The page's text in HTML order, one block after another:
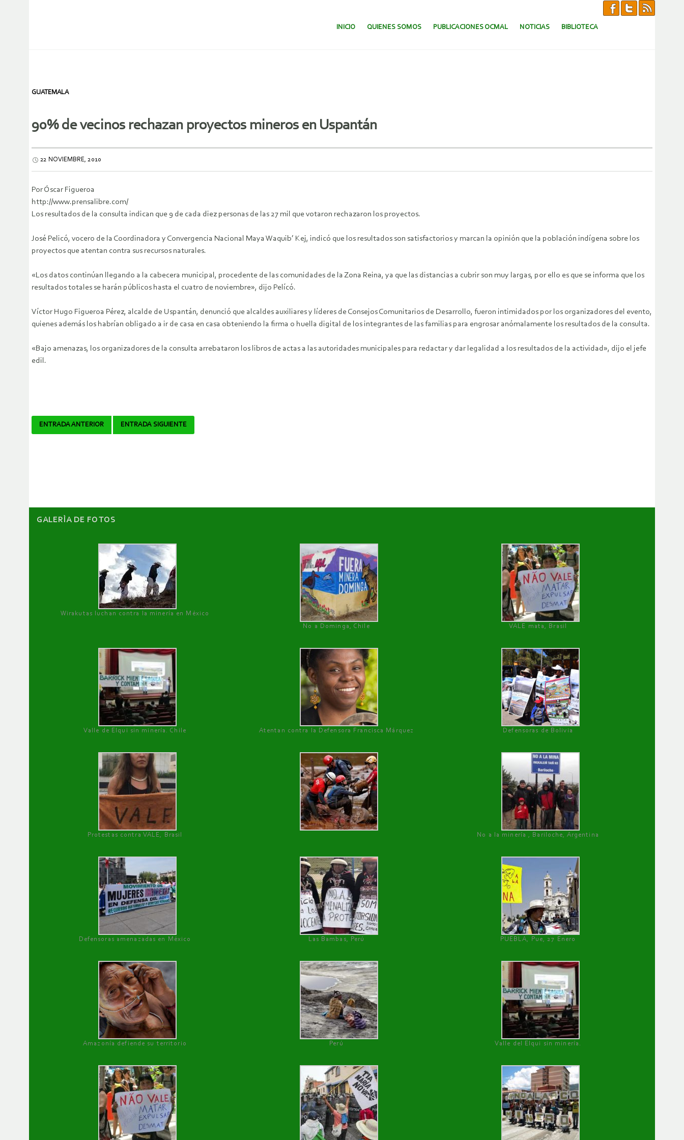
SALTAR AL CONTENIDO.
INICIO QUIENES SOMOS PUBLICACIONES OCMAL NOTICIAS BIBLIOTECA
GUATEMALA
90% de vecinos rechazan proyectos mineros en Uspantán
22 NOVIEMBRE, 2010
Por Óscar Figueroa
http://www.prensalibre.com/
Los resultados de la consulta indican que 9 de cada diez personas de las 27 mil que votaron rechazaron los proyectos.
José Pelicó, vocero de la Coordinadora y Convergencia Nacional Maya Waquib’ Kej, indicó que los resultados son satisfactorios y marcan la opinión que la población indígena sobre los
proyectos que atentan contra sus recursos naturales.
«Los datos continúan llegando a la cabecera municipal, procedente de las comunidades de la Zona Reina, ya que las distancias a cubrir son muy largas, por ello es que se informa que los
resultados totales se harán públicos hasta el cuatro de noviembre», dijo Pelícó.
Víctor Hugo Figueroa Pérez, alcalde de Uspantán, denunció que alcaldes auxiliares y líderes de Consejos Comunitarios de Desarrollo, fueron intimidados por los organizadores del evento,
quienes además los habrían obligado a ir de casa en casa obteniendo la firma o huella digital de los integrantes de las familias para engrosar anómalamente los resultados de la consulta.
«Bajo amenazas, los organizadores de la consulta arrebataron los libros de actas a las autoridades municipales para redactar y dar legalidad a los resultados de la actividad», dijo el jefe
edil.
Navegador
ENTRADA ANTERIOR ENTRADA SIGUIENTE
GALERÌA DE FOTOS
Wirakutas luchan contra la minería en México
No a Dominga, Chile
VALE mata, Brasil
Valle de Elqui sin minería. Chile Atentan contra la Defensora Francisca Márquez Defensoras de Bolivia
Protestas contra VALE, Brasil No a la minería , Bariloche, Argentina
Defensoras amenazadas en México Las Bambas, Perú PUEBLA, Pue, 27 Enero
Amazonía defiende su territorio Perú Valle del Elqui sin minería.